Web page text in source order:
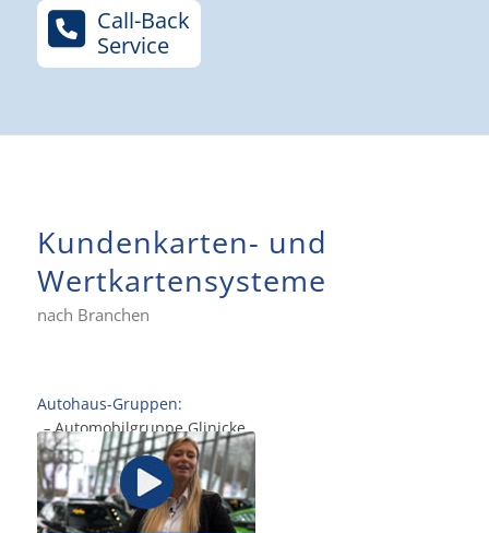
Call-Back
Service
Kundenkarten- und
Wertkartensysteme
nach Branchen
Autohaus-Gruppen:
.–Automobilgruppe Glinicke